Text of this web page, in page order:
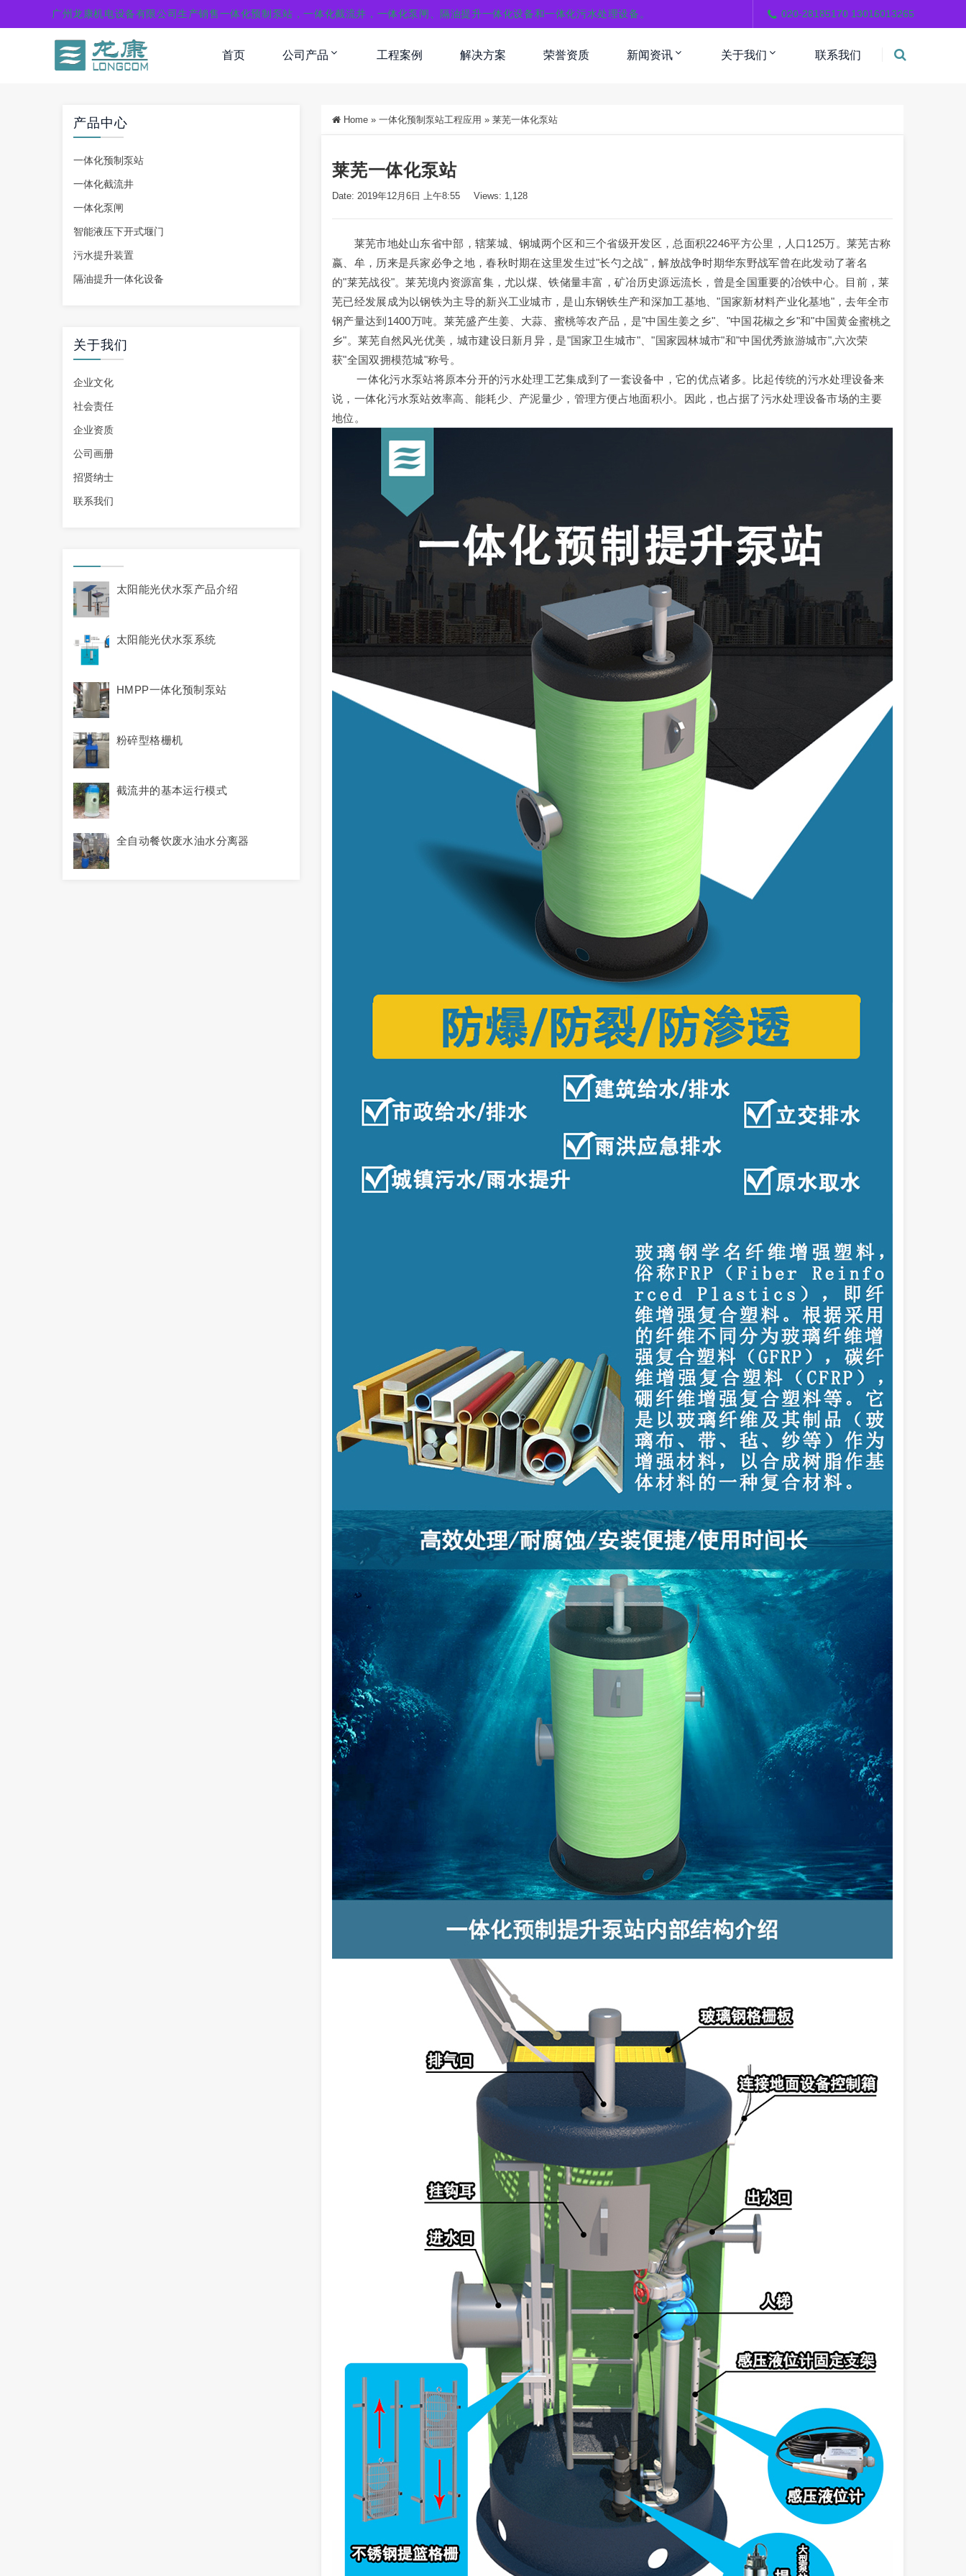
广州龙康机电设备有限公司生产销售一体化预制泵站，一体化截流井，一体化泵闸、隔油提升一体化设备和一体化污水处理设备。 020-28185170 13016013265
首页 公司产品 工程案例 解决方案 荣誉资质 新闻资讯 关于我们 联系我们
产品中心
一体化预制泵站
一体化截流井
一体化泵闸
智能液压下开式堰门
污水提升装置
隔油提升一体化设备
关于我们
企业文化
社会责任
企业资质
公司画册
招贤纳士
联系我们
太阳能光伏水泵产品介绍
太阳能光伏水泵系统
HMPP一体化预制泵站
粉碎型格栅机
截流井的基本运行模式
全自动餐饮废水油水分离器
Home » 一体化预制泵站工程应用 » 莱芜一体化泵站
莱芜一体化泵站
Date: 2019年12月6日 上午8:55 Views: 1,128
莱芜市地处山东省中部，辖莱城、钢城两个区和三个省级开发区，总面积2246平方公里，人口125万。莱芜古称
嬴、牟，历来是兵家必争之地，春秋时期在这里发生过"长勺之战"，解放战争时期华东野战军曾在此发动了著名
的"莱芜战役"。莱芜境内资源富集，尤以煤、铁储量丰富，矿冶历史源远流长，曾是全国重要的冶铁中心。目前，莱
芜已经发展成为以钢铁为主导的新兴工业城市，是山东钢铁生产和深加工基地、"国家新材料产业化基地"，去年全市
钢产量达到1400万吨。莱芜盛产生姜、大蒜、蜜桃等农产品，是"中国生姜之乡"、"中国花椒之乡"和"中国黄金蜜桃之
乡"。莱芜自然风光优美，城市建设日新月异，是"国家卫生城市"、"国家园林城市"和"中国优秀旅游城市",六次荣
获"全国双拥模范城"称号。
一体化污水泵站将原本分开的污水处理工艺集成到了一套设备中，它的优点诸多。比起传统的污水处理设备来
说，一体化污水泵站效率高、能耗少、产泥量少，管理方便占地面积小。因此，也占据了污水处理设备市场的主要
地位。